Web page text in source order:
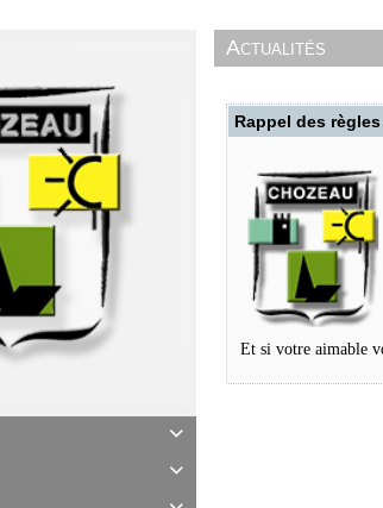


Actualités
Rappel des
Et si votre aimable